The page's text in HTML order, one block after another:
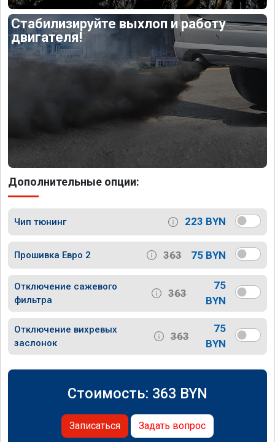
Стабилизируйте выхлоп и работу
двигателя!
Дополнительные опции:
Чип тюнинг 223 BYN
Прошивка Евро 2 363 75 BYN
Отключение сажевого
фильтра
363
75
BYN
Отключение вихревых
заслонок
363
75
BYN
Стоимость: 363 BYN
Записаться Задать вопрос